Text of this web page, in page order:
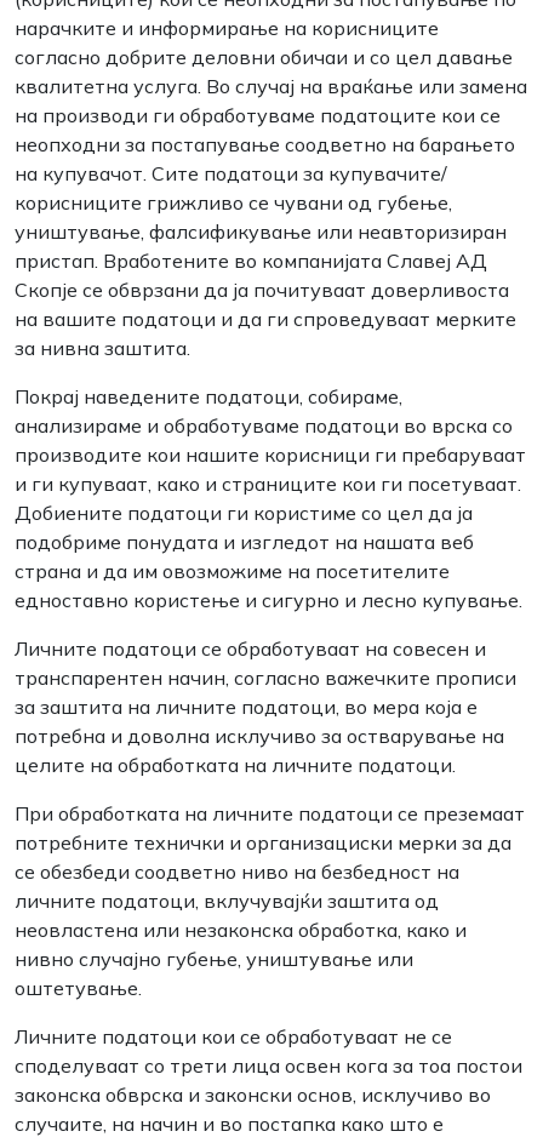
нарачките и информирање на корисниците
согласно добрите деловни обичаи и со цел давање
квалитетна услуга. Во случај на враќање или замена
на производи ги обработуваме податоците кои се
неопходни за постапување соодветно на барањето
на купувачот. Сите податоци за купувачите/
корисниците грижливо се чувани од губење,
уништување, фалсификување или неавторизиран
пристап. Вработените во компанијата Славеј АД
Скопје се обврзани да ја почитуваат доверливоста
на вашите податоци и да ги спроведуваат мерките
за нивна заштита.
Покрај наведените податоци, собираме,
анализираме и обработуваме податоци во врска со
производите кои нашите корисници ги пребаруваат
и ги купуваат, како и страниците кои ги посетуваат.
Добиените податоци ги користиме со цел да ја
подобриме понудата и изгледот на нашата веб
страна и да им овозможиме на посетителите
едноставно користење и сигурно и лесно купување.
Личните податоци се обработуваат на совесен и
транспарентен начин, согласно важечките прописи
за заштита на личните податоци, во мера која е
потребна и доволна исклучиво за остварување на
целите на обработката на личните податоци.
При обработката на личните податоци се преземаат
потребните технички и организациски мерки за да
се обезбеди соодветно ниво на безбедност на
личните податоци, вклучувајќи заштита од
неовластена или незаконска обработка, како и
нивно случајно губење, уништување или
оштетување.
Личните податоци кои се обработуваат не се
споделуваат со трети лица освен кога за тоа постои
законска обврска и законски основ, исклучиво во
случаите, на начин и во постапка како што е